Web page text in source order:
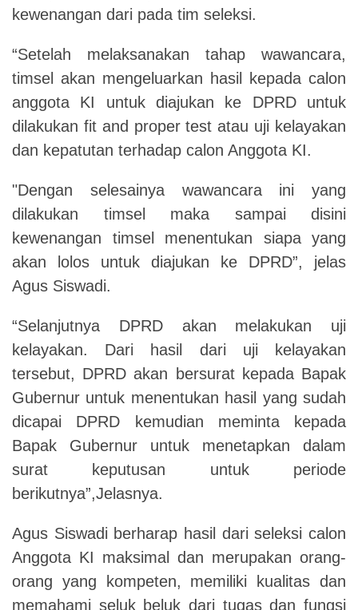
kewenangan dari pada tim seleksi.
“Setelah melaksanakan tahap wawancara,
timsel akan mengeluarkan hasil kepada calon
anggota KI untuk diajukan ke DPRD untuk
dilakukan fit and proper test atau uji kelayakan
dan kepatutan terhadap calon Anggota KI.
"Dengan selesainya wawancara ini yang
dilakukan timsel maka sampai disini
kewenangan timsel menentukan siapa yang
akan lolos untuk diajukan ke DPRD”, jelas
Agus Siswadi.
“Selanjutnya DPRD akan melakukan uji
kelayakan. Dari hasil dari uji kelayakan
tersebut, DPRD akan bersurat kepada Bapak
Gubernur untuk menentukan hasil yang sudah
dicapai DPRD kemudian meminta kepada
Bapak Gubernur untuk menetapkan dalam
surat keputusan untuk periode
berikutnya”,Jelasnya.
Agus Siswadi berharap hasil dari seleksi calon
Anggota KI maksimal dan merupakan orang-
orang yang kompeten, memiliki kualitas dan
memahami seluk beluk dari tugas dan fungsi